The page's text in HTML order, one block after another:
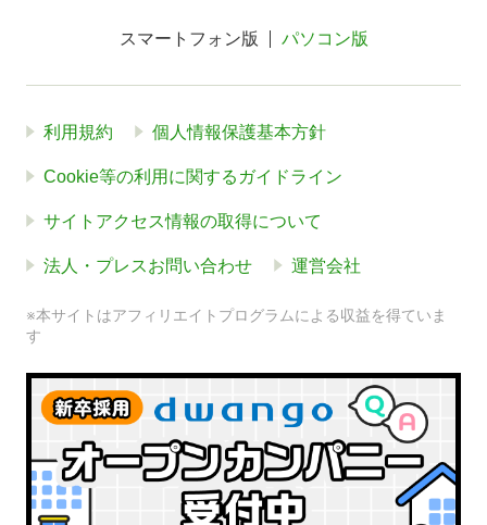
スマートフォン版 パソコン版
利用規約 個人情報保護基本方針
Cookie等の利用に関するガイドライン
サイトアクセス情報の取得について
法人・プレスお問い合わせ 運営会社
※本サイトはアフィリエイトプログラムによる収益を得ていま
す